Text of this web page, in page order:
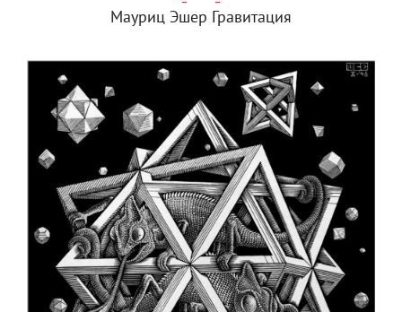
Мауриц Эшер Гравитация